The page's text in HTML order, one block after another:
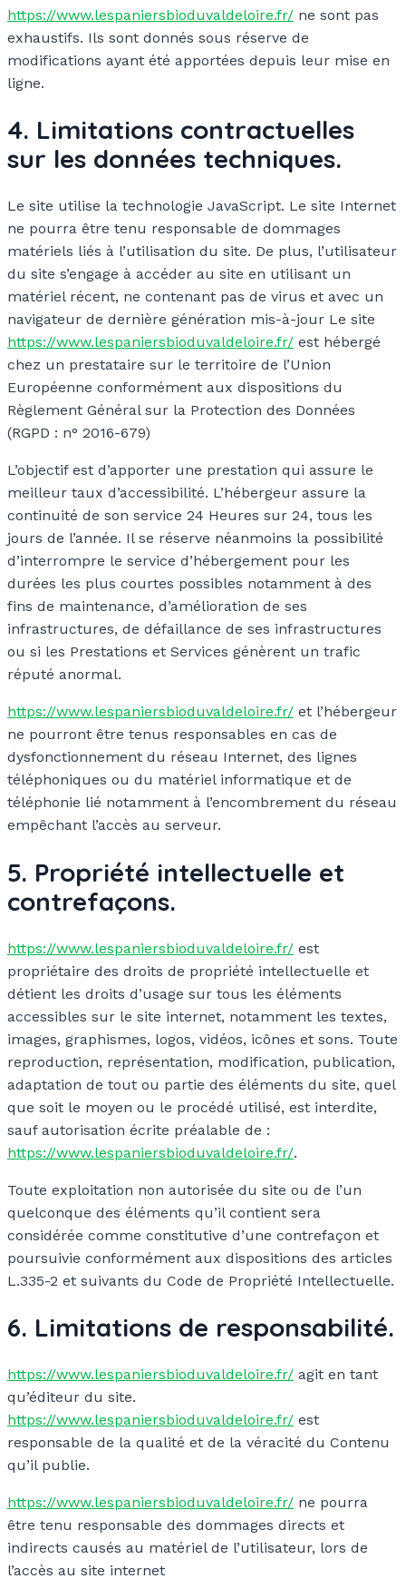
https://www.lespaniersbioduvaldeloire.fr/ ne sont pas
exhaustifs. Ils sont donnés sous réserve de
modifications ayant été apportées depuis leur mise en
ligne.
4. Limitations contractuelles
sur les données techniques.
Le site utilise la technologie JavaScript. Le site Internet
ne pourra être tenu responsable de dommages
matériels liés à l’utilisation du site. De plus, l’utilisateur
du site s’engage à accéder au site en utilisant un
matériel récent, ne contenant pas de virus et avec un
navigateur de dernière génération mis-à-jour Le site
https://www.lespaniersbioduvaldeloire.fr/ est hébergé
chez un prestataire sur le territoire de l’Union
Européenne conformément aux dispositions du
Règlement Général sur la Protection des Données
(RGPD : n° 2016-679)
L’objectif est d’apporter une prestation qui assure le
meilleur taux d’accessibilité. L’hébergeur assure la
continuité de son service 24 Heures sur 24, tous les
jours de l’année. Il se réserve néanmoins la possibilité
d’interrompre le service d’hébergement pour les
durées les plus courtes possibles notamment à des
fins de maintenance, d’amélioration de ses
infrastructures, de défaillance de ses infrastructures
ou si les Prestations et Services génèrent un trafic
réputé anormal.
https://www.lespaniersbioduvaldeloire.fr/ et l’hébergeur
ne pourront être tenus responsables en cas de
dysfonctionnement du réseau Internet, des lignes
téléphoniques ou du matériel informatique et de
téléphonie lié notamment à l’encombrement du réseau
empêchant l’accès au serveur.
5. Propriété intellectuelle et
contrefaçons.
https://www.lespaniersbioduvaldeloire.fr/ est
propriétaire des droits de propriété intellectuelle et
détient les droits d’usage sur tous les éléments
accessibles sur le site internet, notamment les textes,
images, graphismes, logos, vidéos, icônes et sons. Toute
reproduction, représentation, modification, publication,
adaptation de tout ou partie des éléments du site, quel
que soit le moyen ou le procédé utilisé, est interdite,
sauf autorisation écrite préalable de :
https://www.lespaniersbioduvaldeloire.fr/.
Toute exploitation non autorisée du site ou de l’un
quelconque des éléments qu’il contient sera
considérée comme constitutive d’une contrefaçon et
poursuivie conformément aux dispositions des articles
L.335-2 et suivants du Code de Propriété Intellectuelle.
6. Limitations de responsabilité.
https://www.lespaniersbioduvaldeloire.fr/ agit en tant
qu’éditeur du site.
https://www.lespaniersbioduvaldeloire.fr/ est
responsable de la qualité et de la véracité du Contenu
qu’il publie.
https://www.lespaniersbioduvaldeloire.fr/ ne pourra
être tenu responsable des dommages directs et
indirects causés au matériel de l’utilisateur, lors de
l’accès au site internet